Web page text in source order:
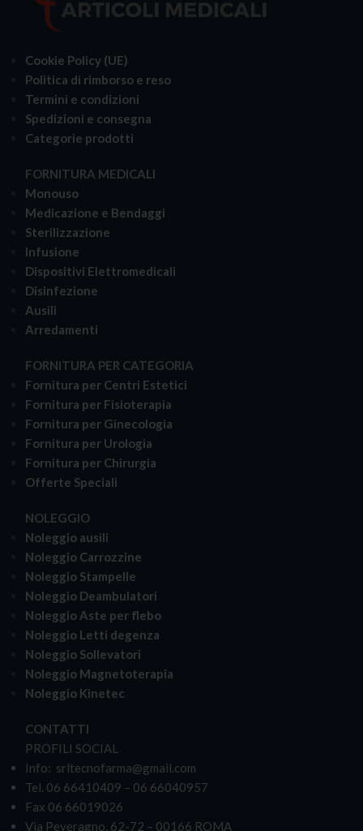
Cookie Policy (UE)
Politica di rimborso e reso
Termini e condizioni
Spedizioni e consegna
Categorie prodotti
FORNITURA MEDICALI
Monouso
Medicazione e Bendaggi
Sterilizzazione
Infusione
Dispositivi Elettromedicali
Disinfezione
Ausili
Arredamenti
FORNITURA PER CATEGORIA
Fornitura per Centri Estetici
Fornitura per Fisioterapia
Fornitura per Ginecologia
Fornitura per Urologia
Fornitura per Chirurgia
Offerte Speciali
NOLEGGIO
Noleggio ausili
Noleggio Carrozzine
Noleggio Stampelle
Noleggio Deambulatori
Noleggio Aste per flebo
Noleggio Letti degenza
Noleggio Sollevatori
Noleggio Magnetoterapia
Noleggio Kinetec
CONTATTI
PROFILI SOCIAL
Info: srltecnofarma@gmail.com
Tel. 06 66410409 – 06 66040957
Fax 06 66019026
Via Peveragno, 62-72 – 00166 ROMA